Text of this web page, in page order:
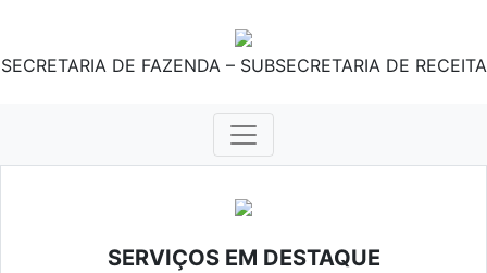
SECRETARIA DE FAZENDA – SUBSECRETARIA DE RECEITA
SERVIÇOS EM DESTAQUE